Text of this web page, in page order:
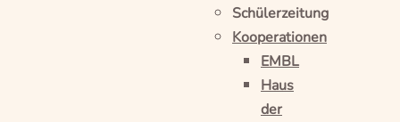
Schülerzeitung
Kooperationen
EMBL
Haus
der